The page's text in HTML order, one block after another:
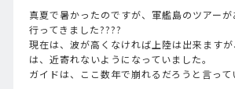
真夏で暑かったのですが、軍艦島のツアー
行ってきました????
現在は、波が高くなければ上陸は出来ます
は、近寄れないようになっていました。
ガイドは、ここ数年で崩れるだろうと言って